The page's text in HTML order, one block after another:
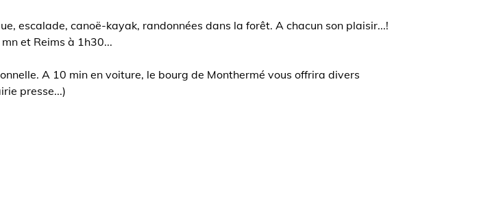
escalade, canoë-kayak, randonnées dans la forêt. A chacun son plaisir...!
et Reims à 1h30...
A 10 min en voiture, le bourg de Monthermé vous offrira divers
presse...)